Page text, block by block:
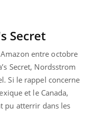
Secret
entre octobre
Secret, Nordsstrom
Si le rappel concerne
et le Canada,
pu atterrir dans les